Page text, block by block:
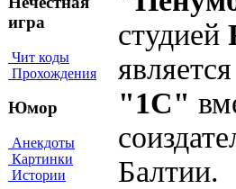
игра
Чит коды
Прохождения
Юмор
Анекдоты
Картинки
Истории
студией
"1С"
Балтии.